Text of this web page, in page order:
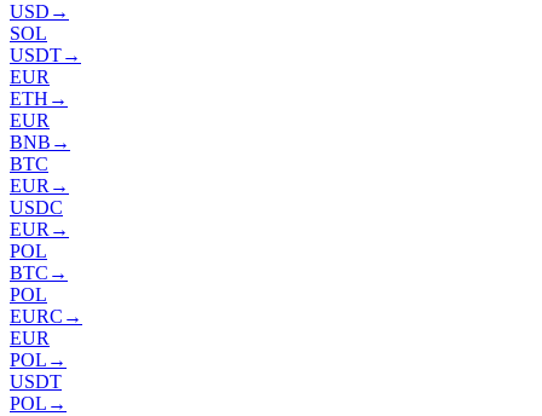
USD →
SOL
USDT→
EUR
ETH →
EUR
BNB →
BTC
EUR →
USDC
EUR →
POL
BTC →
POL
EURC →
EUR
POL →
USDT
POL →